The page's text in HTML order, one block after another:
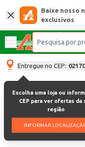
Baixe nosso
exclusivos
Entregue no CEP:
Escolha uma loja ou
CEP para ver ofertas da
região
INFORMAR